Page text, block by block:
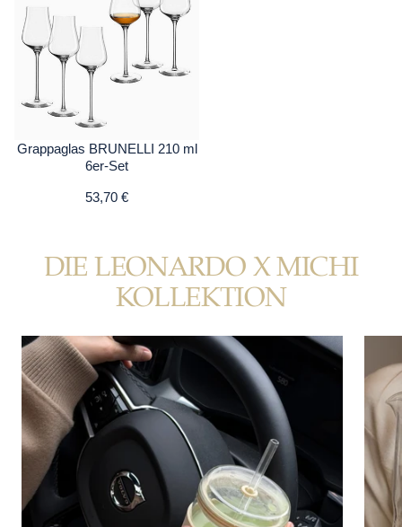
Grappaglas BRUNELLI 210 ml
6er-Set
53,70 €
DIE LEONARDO X MICHI
KOLLEKTION